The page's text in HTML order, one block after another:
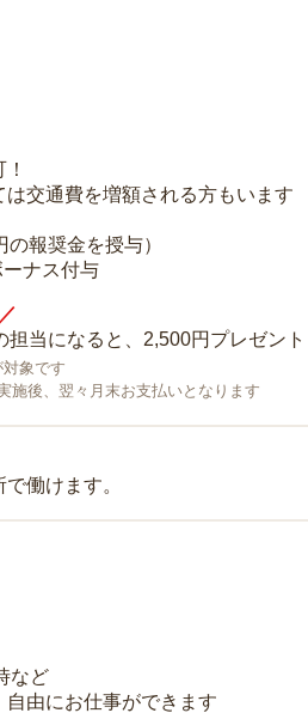
交通費を増額される方もいます
報奨金を授与）
ーナス付与
当になると、2,500円プレゼント
象です
施後、翌々月末お支払いとなります
働けます。
など
由にお仕事ができます